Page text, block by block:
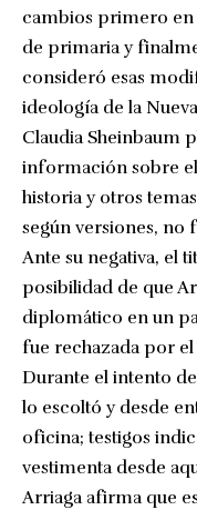
cambios primero en
de primaria y
consideró esas
ideología de la
Claudia Sheinbaum
información sobre
historia y otros
según versiones, no
Ante su negativa, el
posibilidad de que
diplomático en un
fue rechazada por
Durante el intento
lo escoltó y desde
oficina; testigos
vestimenta desde
Arriaga afirma que